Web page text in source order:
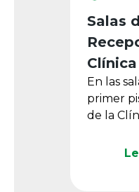
Salas
En las
primer
de la
Chile,